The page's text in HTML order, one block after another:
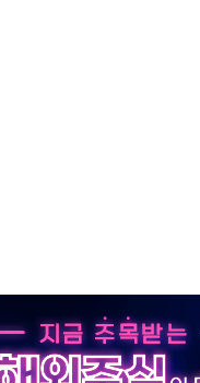
데스크·웬디스↓